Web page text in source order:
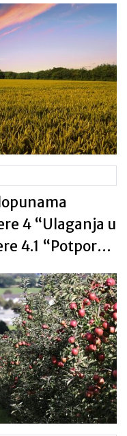
4 “Ulaganja u
4.1 “Potpora